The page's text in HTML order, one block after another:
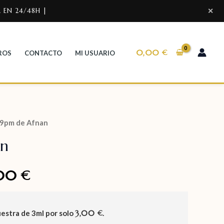
EN 24/48H | ✕
CONTACTO MI USUARIO 0,00€
de Afnan
€
de 3ml por solo3,00 €.